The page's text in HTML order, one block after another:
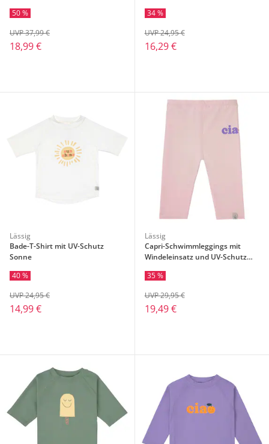
50 %
18,99 €
UVP 37,99 €
34 %
16,29 €
UVP 24,95 €
Lässig
Bade-T-Shirt mit UV-Schutz
Sonne
40 %
14,99 €
UVP 24,95 €
Lässig
Capri-Schwimmleggings mit
Windeleinsatz und UV-Schutz
35 %
19,49 €
UVP 29,95 €